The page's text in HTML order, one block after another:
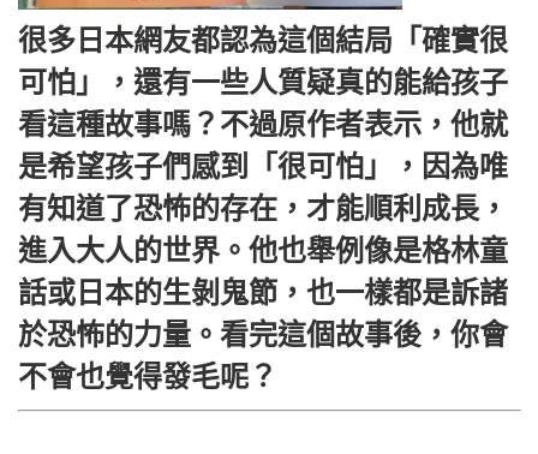
很多日本網友都認為這個結局「確實很
可怕」，還有一些人質疑真的能給孩子
看這種故事嗎？不過原作者表示，他就
是希望孩子們感到「很可怕」，因為唯
有知道了恐怖的存在，才能順利成長，
進入大人的世界。他也舉例像是格林童
話或日本的生剝鬼節，也一樣都是訴諸
於恐怖的力量。看完這個故事後，你會
不會也覺得發毛呢？